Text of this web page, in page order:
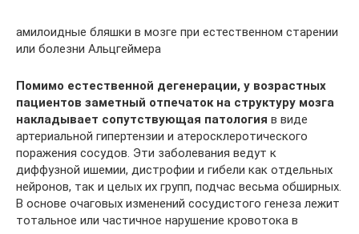
амилоидные бляшки в мозге при естественном старении
или болезни Альцгеймера
Помимо естественной дегенерации, у возрастных
пациентов заметный отпечаток на структуру мозга
накладывает сопутствующая патология в виде
артериальной гипертензии и атеросклеротического
поражения сосудов. Эти заболевания ведут к
диффузной ишемии, дистрофии и гибели как отдельных
нейронов, так и целых их групп, подчас весьма обширных.
В основе очаговых изменений сосудистого генеза лежит
тотальное или частичное нарушение кровотока в